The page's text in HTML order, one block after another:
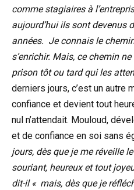
comme stagiaires à
aujourd’hui ils sont devenus
années. Je connais le
s’enrichir. Mais, ce chemin
prison tôt ou tard qui les
derniers jours, c’est un autre
confiance et devient tout
nul n’attendait. Mouloud,
et de confiance en soi sans
jours, dès que je me réveille
souriant, heureux et tout
dit-il « mais, dès que je